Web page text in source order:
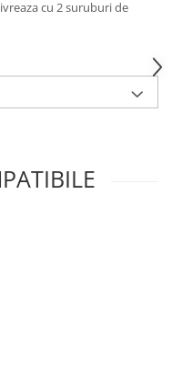
cu 2 suruburi de